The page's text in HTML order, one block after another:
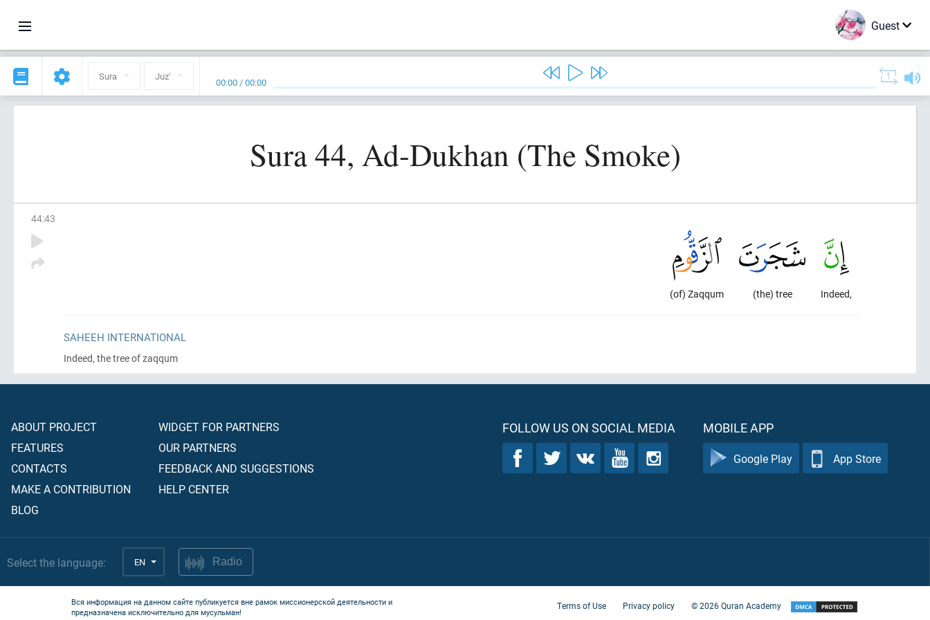
Guest
Sura Juz' 00:00 /00:00
Sura 44, Ad-Dukhan (The Smoke)
44:43
Indeed,
(the) tree
(of) Zaqqum
SAHEEH INTERNATIONAL
Indeed, the tree of zaqqum
ABOUT PROJECT
FEATURES
CONTACTS
MAKE A CONTRIBUTION
BLOG
WIDGET FOR PARTNERS
OUR PARTNERS
FEEDBACK AND SUGGESTIONS
HELP CENTER
FOLLOW US ON SOCIAL MEDIA MOBILE APP
Google Play App Store
Select the language: EN Radio
Вся информация на данном сайте публикуется вне рамок миссионерской деятельности и
предназначена исключительно для мусульман!
Terms of Use Privacy policy ©2026Quran Academy